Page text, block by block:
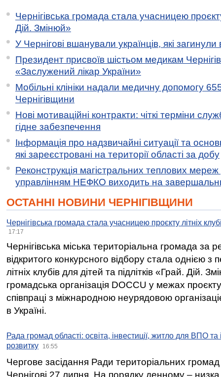
Чернігівська громада стала учасницею
Дій. Змінюй»
У Чернігові вшанували українців, які загинули
Президент присвоїв шістьом медикам
«Заслужений лікар України»
Мобільні клініки надали медичну допомогу
Чернігівщини
Нові мотиваційні контракти: чіткі терміни
гідне забезпечення
Інформація про надзвичайні ситуації та
які зареєстровані на території області за добу
Реконструкція магістральних теплових мереж
управлінням НЕФКО виходить на
ОСТАННІ НОВИНИ ЧЕРНІГІВЩИНИ
Чернігівська громада стала учасницею проєкту літніх
17:17
Чернігівська міська територіальна громада за
відкритого конкурсного відбору стала однією
літніх клубів для дітей та підлітків «Грай. Дій.
громадська організація DOCCU у межах
співпраці з міжнародною неурядовою
в Україні.
Рада громад області: освіта, інвестиції, житло для ВПО
розвитку
16:55
Чергове засідання Ради територіальних громад
Чернігові 27 липня. На порядку денному –